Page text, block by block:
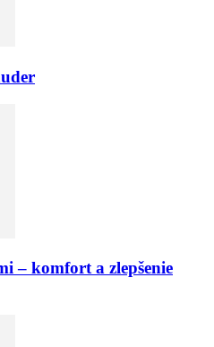
– komfort a zlepšenie